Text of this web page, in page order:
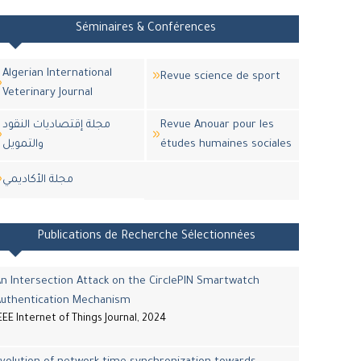
Séminaires & Conférences
Algerian International
Veterinary Journal
Revue science de sport
مجلة إقتصاديات النقود
والتمويل
Revue Anouar pour les
études humaines sociales
مجلة اﻷكاديمي
Publications de Recherche Sélectionnées
Intersection Attack on the CirclePIN Smartwatch
Mechanism
Internet of Things Journal, 2024